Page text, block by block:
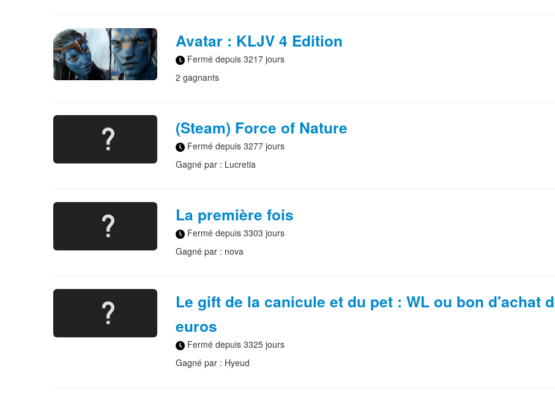
Avatar : KLJV 4 Edition
Fermé depuis 3217 jours
2 gagnants
(Steam) Force of Nature
Fermé depuis 3277 jours
Gagné par : Lucretia
La première fois
Fermé depuis 3303 jours
Gagné par : nova
Le gift de la canicule et du pet : WL ou bon d'achat
euros
Fermé depuis 3325 jours
Gagné par : Hyeud